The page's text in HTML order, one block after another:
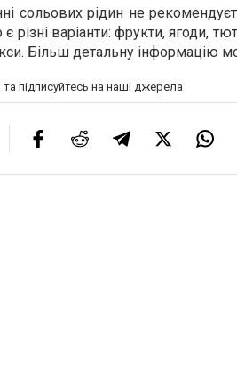
сольових рідин не
є різні варіанти: фрукти, ягоди,
Більш детальну інформацію
та підписуйтесь на наші джерела